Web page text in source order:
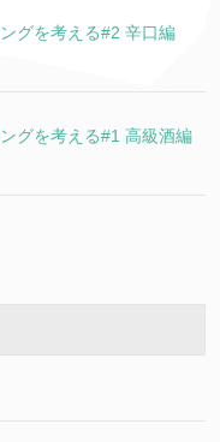
グを考える#2 辛口編
グを考える#1 高級酒編